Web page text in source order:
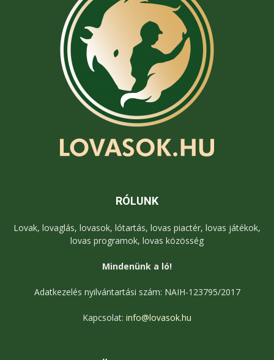
RÓLUNK
Lovak, lovaglás, lovasok, lótartás, lovas piactér, lovas játékok,
lovas programok, lovas közösség
Mindenünk a ló!
Adatkezelés nyilvántartási szám: NAIH-123795/2017
Kapcsolat: info@lovasok.hu